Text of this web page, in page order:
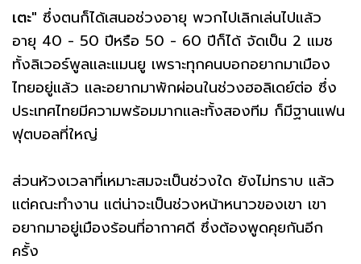
เตะ" ซึ่งตนก็ได้เสนอช่วงอายุ พวกไปเลิกเล่นไปแล้ว
อายุ​ 40 - 50​ ปี​หรือ​ 50 - 60 ปีก็ได้ จัดเป็น 2 แมช
ทั้งลิเวอร์พูลและแมนยู​ เพราะทุกคนบอกอยากมาเมือง
ไทยอยู่แล้ว และอยากมาพักผ่อนในช่วงฮอลิเดย์ต่อ​ ซึ่ง
ประเทศไทยมีความพร้อมมากและทั้งสองทีม ก็มีฐานแฟน
ฟุตบอลที่ใหญ่
ส่วนห้วงเวลาที่เหมาะสมจะเป็นช่วงใด ยังไม่ทราบ แล้ว
แต่คณะทำงาน แต่น่าจะเป็นช่วงหน้าหนาวของเขา เขา
อยากมาอยู่เมืองร้อนที่อากาศดี ซึ่งต้องพูดคุยกันอีก
ครั้ง